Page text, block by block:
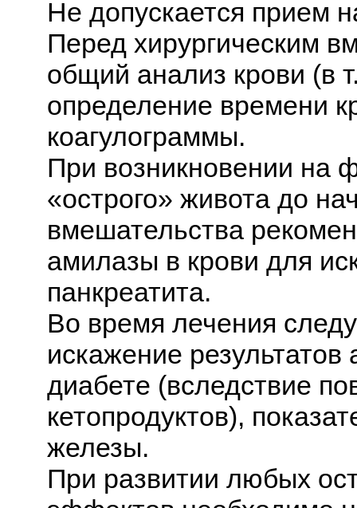
Не допускается прием
Перед хирургическим
общий анализ крови (в
определение времени
коагулограммы.
При возникновении на
«острого» живота до
вмешательства
амилазы в крови для
панкреатита.
Во время лечения
искажение
диабете (вследствие
кетопродуктов),
железы.
При развитии любых